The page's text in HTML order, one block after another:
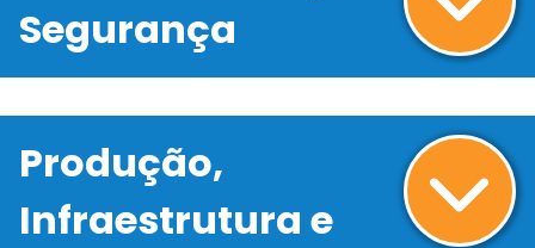
Segurança
Produção,
Infraestrutura e